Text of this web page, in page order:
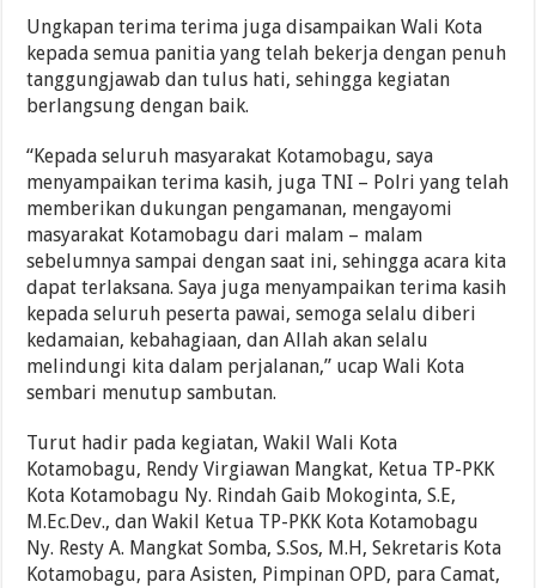
Ungkapan terima terima juga disampaikan Wali Kota
kepada semua panitia yang telah bekerja dengan penuh
tanggungjawab dan tulus hati, sehingga kegiatan
berlangsung dengan baik.
“Kepada seluruh masyarakat Kotamobagu, saya
menyampaikan terima kasih, juga TNI – Polri yang telah
memberikan dukungan pengamanan, mengayomi
masyarakat Kotamobagu dari malam – malam
sebelumnya sampai dengan saat ini, sehingga acara kita
dapat terlaksana. Saya juga menyampaikan terima kasih
kepada seluruh peserta pawai, semoga selalu diberi
kedamaian, kebahagiaan, dan Allah akan selalu
melindungi kita dalam perjalanan,” ucap Wali Kota
sembari menutup sambutan.
Turut hadir pada kegiatan, Wakil Wali Kota
Kotamobagu, Rendy Virgiawan Mangkat, Ketua TP-PKK
Kota Kotamobagu Ny. Rindah Gaib Mokoginta, S.E,
M.Ec.Dev., dan Wakil Ketua TP-PKK Kota Kotamobagu
Ny. Resty A. Mangkat Somba, S.Sos, M.H, Sekretaris Kota
Kotamobagu, para Asisten, Pimpinan OPD, para Camat,